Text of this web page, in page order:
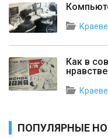
Как в
ПОПУЛЯРНЫЕ